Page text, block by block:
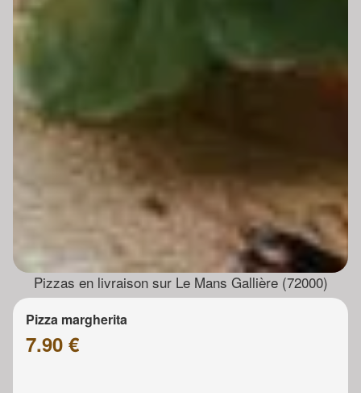
Pizzas en livraison sur Le Mans Gallière (72000)
Pizza margherita
7.90 €